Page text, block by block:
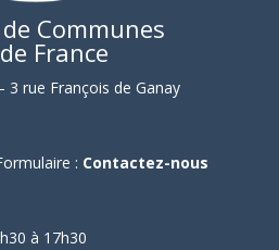
Communes
France
rue François de Ganay
: Contactez-nous
à 17h30